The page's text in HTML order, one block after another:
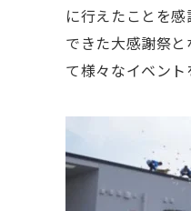
に行えたことを
できた大感謝祭
て様々なイベン